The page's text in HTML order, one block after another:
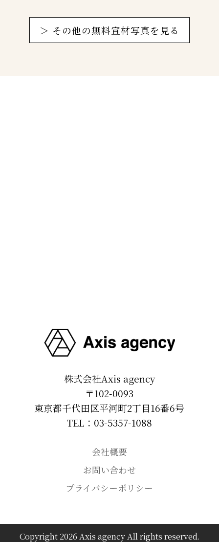
＞ その他の無料宣材写真を見る
株式会社Axis agency
〒102-0093
東京都千代田区平河町2丁目16番6号
TEL：03-5357-1088
会社概要
お問い合わせ
プライバシーポリシー
Copyright 2026 Axis agency All rights reserved.